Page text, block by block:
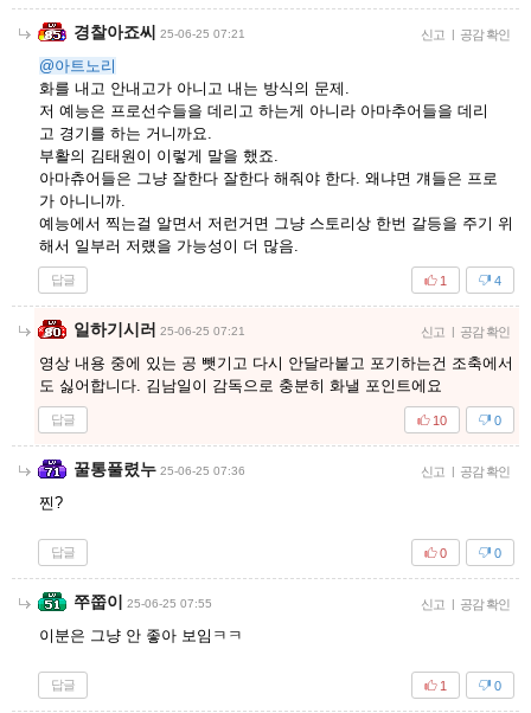
경찰아죠씨 25-06-25 07:21 신고 | 공감 확인
@아트노리
화를 내고 안내고가 아니고 내는 방식의 문제.
저 예능은 프로선수들을 데리고 하는게 아니라 아마추어들을 데리
고 경기를 하는 거니까요.
부활의 김태원이 이렇게 말을 했죠.
아마츄어들은 그냥 잘한다 잘한다 해줘야 한다. 왜냐면 걔들은 프로
가 아니니까.
예능에서 찍는걸 알면서 저런거면 그냥 스토리상 한번 갈등을 주기 위
해서 일부러 저럤을 가능성이 더 많음.
답글 4
1
일하기시러 25-06-25 07:21 신고 | 공감 확인
영상 내용 중에 있는 공 뺏기고 다시 안달라붙고 포기하는건 조축에서
도 싫어합니다. 김남일이 감독으로 충분히 화낼 포인트에요
답글 0
10
꿀통풀렸누 25-06-25 07:36 신고 | 공감 확인
찐?
답글 0
0
쭈쭙이 25-06-25 07:55 신고 | 공감 확인
이분은 그냥 안 좋아 보임ㅋㅋ
답글 0
1